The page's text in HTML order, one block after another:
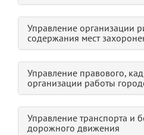
Управление организации
содержания мест
Управление правового,
организации работы
Управление транспорта и
дорожного движения